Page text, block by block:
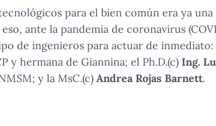
para el bien común era ya
ante la pandemia de coronavirus
de ingenieros para actuar de inmediato:
y hermana de Giannina; el Ph.D.(c) Ing.
y la MsC.(c) Andrea Rojas Barnett.